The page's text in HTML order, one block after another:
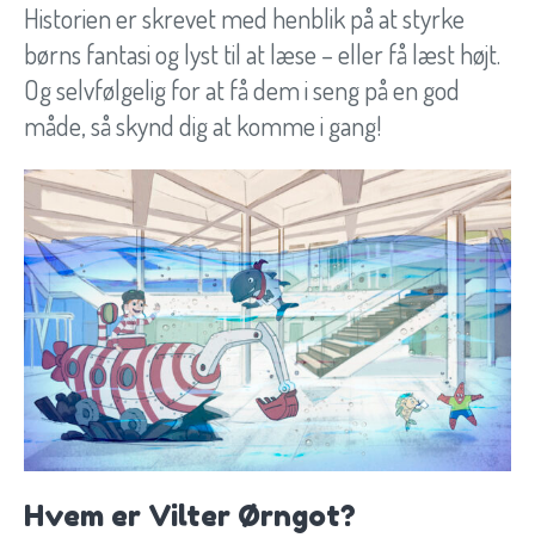
Historien er skrevet med henblik på at styrke
børns fantasi og lyst til at læse – eller få læst højt.
Og selvfølgelig for at få dem i seng på en god
måde, så skynd dig at komme i gang!
Hvem er Vilter Ørngot?